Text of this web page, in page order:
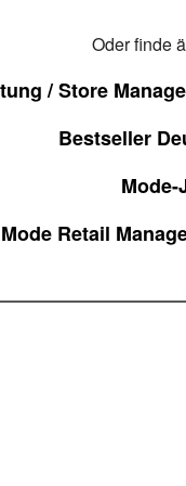
Oder finde
/ Store
Bestseller
Mode Retail